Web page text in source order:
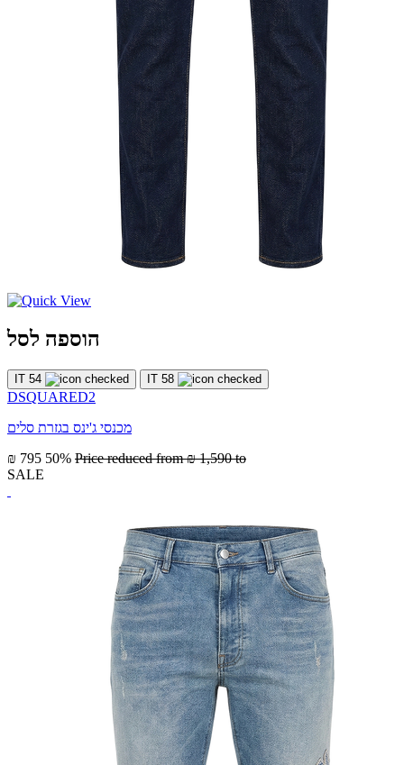
הוספה לסל
IT 54 IT 58
DSQUARED2
מכנסי ג'ינס בגזרת סלים
₪ 795 50% Price reduced from₪ 1,590 to
SALE